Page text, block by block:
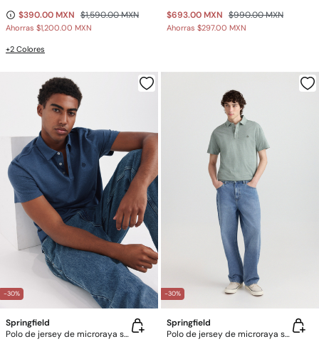
$390.00 MXN $1,590.00 MXN
Ahorras $1,200.00 MXN
+2 Colores
$693.00 MXN $990.00 MXN
Ahorras $297.00 MXN
-30%
Springfield
Polo de jersey de microraya slim fit
-30%
Springfield
Polo de jersey de microraya slim fit